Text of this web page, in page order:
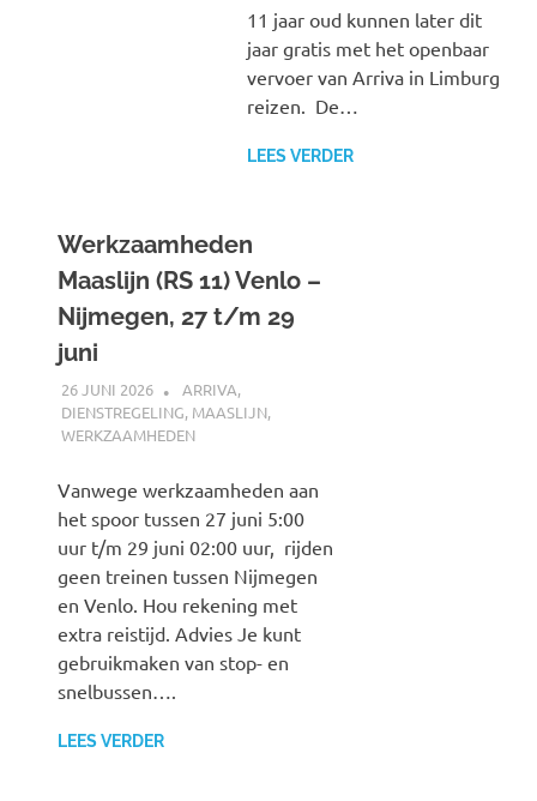
11 jaar oud kunnen later dit
jaar gratis met het openbaar
vervoer van Arriva in Limburg
reizen. De…
LEES VERDER
Werkzaamheden
Maaslijn (RS 11) Venlo –
Nijmegen, 27 t/m 29
juni
26 JUNI 2026 SPOORZOEKER
ARRIVA,
DIENSTREGELING, MAASLIJN,
WERKZAAMHEDEN
Vanwege werkzaamheden aan
het spoor tussen 27 juni 5:00
uur t/m 29 juni 02:00 uur, rijden
geen treinen tussen Nijmegen
en Venlo. Hou rekening met
extra reistijd. Advies Je kunt
gebruikmaken van stop- en
snelbussen….
LEES VERDER